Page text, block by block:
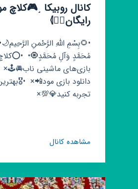
کانال روبیکا
رایگان👉🏾⦊
•🌻بِسْمِ اللهِ الرَّحْمنِ
مُحَمَّدٍ وَآلِ مُحَمَّدٍ🧿•
بازی‌های ماشینی ناب🚘🕹×
دانلود بازی مود📲×
تجربه کنید💎💯×
مشاهده کانالکانال
˼
🎮